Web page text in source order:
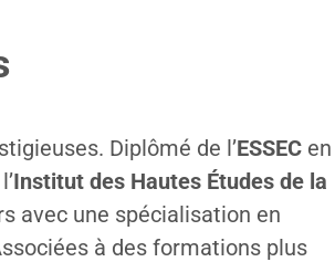
Diplômé de l’ESSEC en
Institut des Hautes Études de la
avec une spécialisation en
à des formations plus